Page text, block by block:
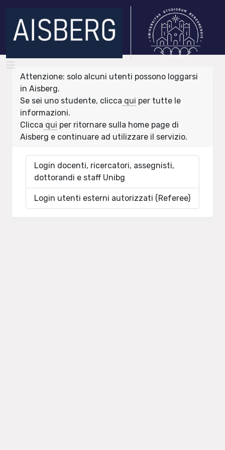
Attenzione: solo alcuni utenti possono loggarsi
in Aisberg.
Se sei uno studente, clicca qui per tutte le
informazioni.
Clicca qui per ritornare sulla home page di
Aisberg e continuare ad utilizzare il servizio.
Login docenti, ricercatori, assegnisti,
dottorandi e staff Unibg
Login utenti esterni autorizzati (Referee)